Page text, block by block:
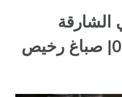
|0503418441| صباغ رخيص